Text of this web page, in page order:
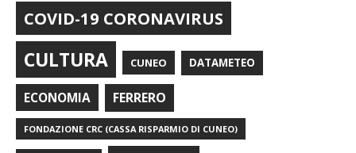
COVID-19 CORONAVIRUS
CULTURA CUNEO DATAMETEO
ECONOMIA FERRERO
FONDAZIONE CRC (CASSA RISPARMIO DI CUNEO)